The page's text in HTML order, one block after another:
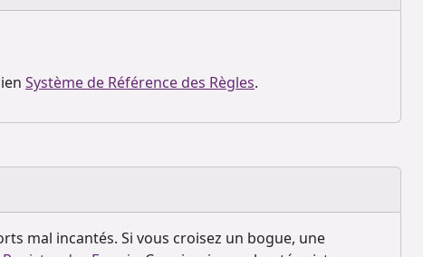
Système de Référence des Règles.
mal incantés. Si vous croisez un bogue, une